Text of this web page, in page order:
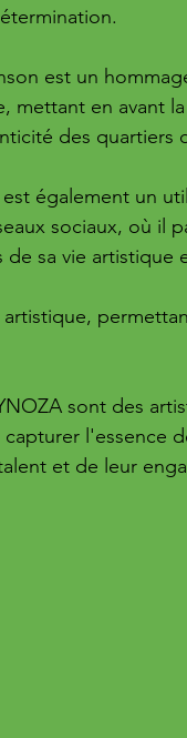
est un
mettant en avant
des quartiers
également un
sociaux, où il
de sa vie artistique
sont des
l'essence
et de leur